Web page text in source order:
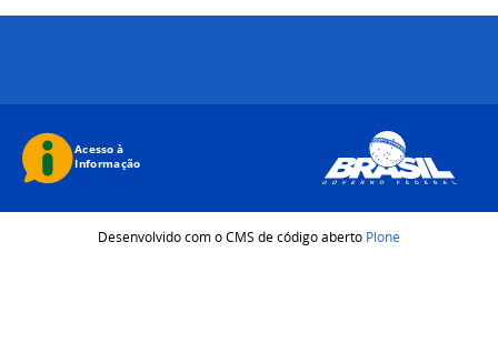
Desenvolvido com o CMS de código aberto Plone